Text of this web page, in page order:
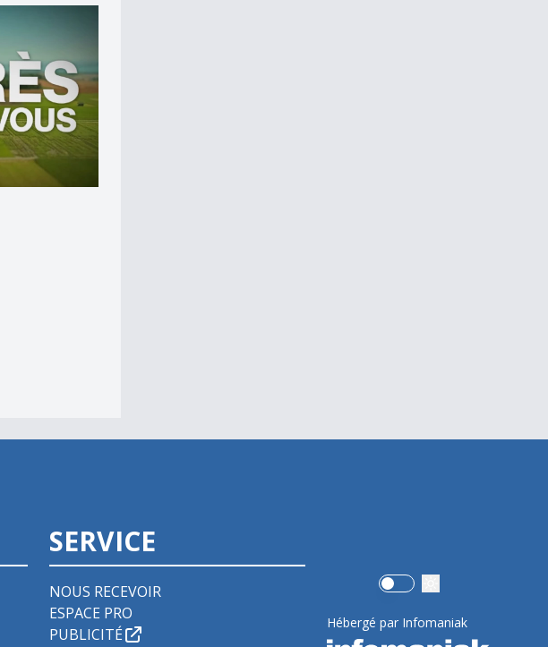
SERVICE
NOUS RECEVOIR
ESPACE PRO
PUBLICITÉ
Use setting
Hébergé par Infomaniak